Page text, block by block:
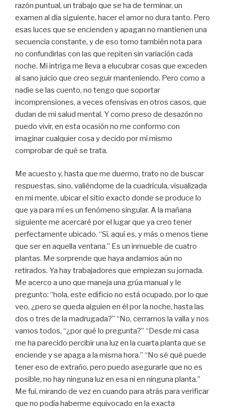
razón puntual, un trabajo que se ha de terminar, un
examen al día siguiente, hacer el amor no dura tanto. Pero
esas luces que se encienden y apagan no mantienen una
secuencia constante, y de eso tomo también nota para
no confundirlas con las que repiten sin variación cada
noche. Mi intriga me lleva a elucubrar cosas que exceden
al sano juicio que creo seguir manteniendo. Pero como a
nadie se las cuento, no tengo que soportar
incomprensiones, a veces ofensivas en otros casos, que
dudan de mi salud mental. Y como preso de desazón no
puedo vivir, en esta ocasión no me conformo con
imaginar cualquier cosa y decido por mí mismo
comprobar de qué se trata.
Me acuesto y, hasta que me duermo, trato no de buscar
respuestas, sino, valiéndome de la cuadrícula, visualizada
en mi mente, ubicar el sitio exacto donde se produce lo
que ya para mí es un fenómeno singular. A la mañana
siguiente me acercaré por el lugar que ya creo tener
perfectamente ubicado. “Sí, aquí es, y más o menos tiene
que ser en aquella ventana.” Es un inmueble de cuatro
plantas. Me sorprende que haya andamios aún no
retirados. Ya hay trabajadores que empiezan su jornada.
Me acerco a uno que maneja una grúa manual y le
pregunto: “hola, este edificio no está ocupado, por lo que
veo, ¿pero se queda alguien en él por la noche, hasta las
dos o tres de la madrugada?” “No, cerramos la valla y nos
vamos todos, “¿por qué lo pregunta?” “Desde mi casa
me ha parecido percibir una luz en la cuarta planta que se
enciende y se apaga a la misma hora.” “No sé qué puede
tener eso de extraño, pero puedo asegurarle que no es
posible, no hay ninguna luz en esa ni en ninguna planta.”
Me fui, mirando de vez en cuando para atrás para verificar
que no podía haberme equivocado en la exacta